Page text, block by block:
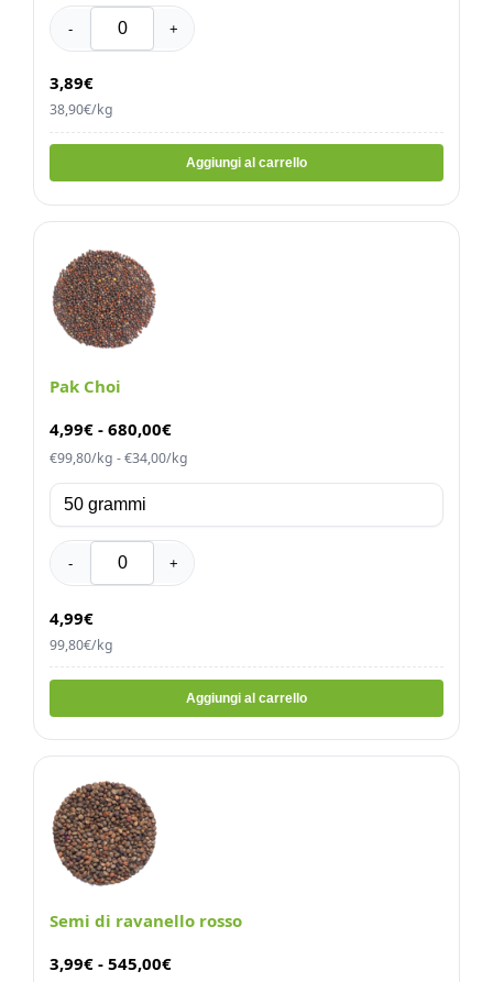
- +
3,89€
38,90€/kg
Aggiungi al carrello
Pak Choi
4,99€ - 680,00€
€99,80/kg - €34,00/kg
- +
4,99€
99,80€/kg
Aggiungi al carrello
Semi di ravanello rosso
3,99€ - 545,00€